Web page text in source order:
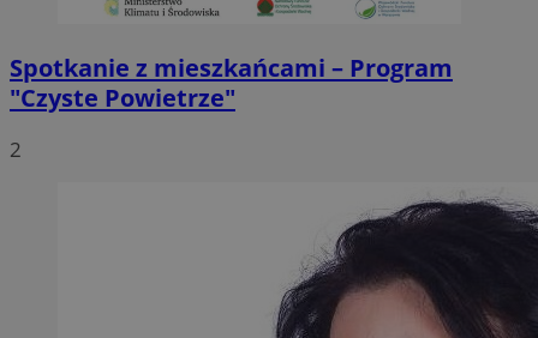
Spotkanie z mieszkańcami – Program
"Czyste Powietrze"
2